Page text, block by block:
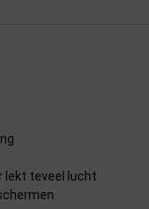
lekt teveel lucht